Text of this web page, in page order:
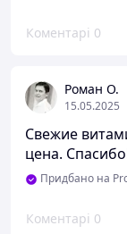
Коментарі 0
Роман О.
15.05.2025
Свежие
цена.
Придбано на
Коментарі 0